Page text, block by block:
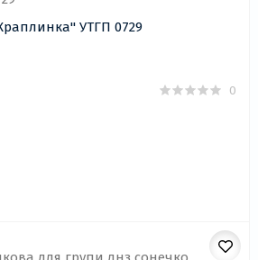
УТГП 0729
0